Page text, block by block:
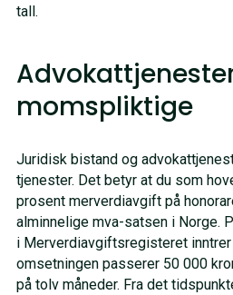
tall.
momspliktige
Juridisk bistand og
tjenester. Det betyr at du som
prosent merverdiavgift på
alminnelige mva-satsen i Norge.
i Merverdiavgiftsregisteret
omsetningen passerer 50 000
på tolv måneder. Fra det